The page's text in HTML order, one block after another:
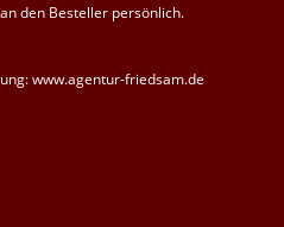
den Besteller persönlich.
www.agentur-friedsam.de